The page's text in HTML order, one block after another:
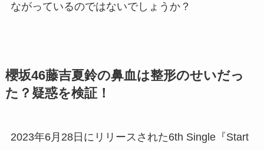
ながっているのではないでしょうか？
櫻坂46藤吉夏鈴の鼻血は整形のせいだっ
た？疑惑を検証！
2023年6月28日にリリースされた6th Single『Start